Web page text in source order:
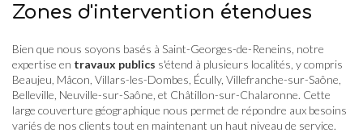
Zones d'intervention étendues
Bien que nous soyons basés à Saint-Georges-de-Reneins, notre
expertise en travaux publics s'étend à plusieurs localités, y compris
Beaujeu, Mâcon, Villars-les-Dombes, Écully, Villefranche-sur-Saône,
Belleville, Neuville-sur-Saône, et Châtillon-sur-Chalaronne. Cette
large couverture géographique nous permet de répondre aux besoins
variés de nos clients tout en maintenant un haut niveau de service.